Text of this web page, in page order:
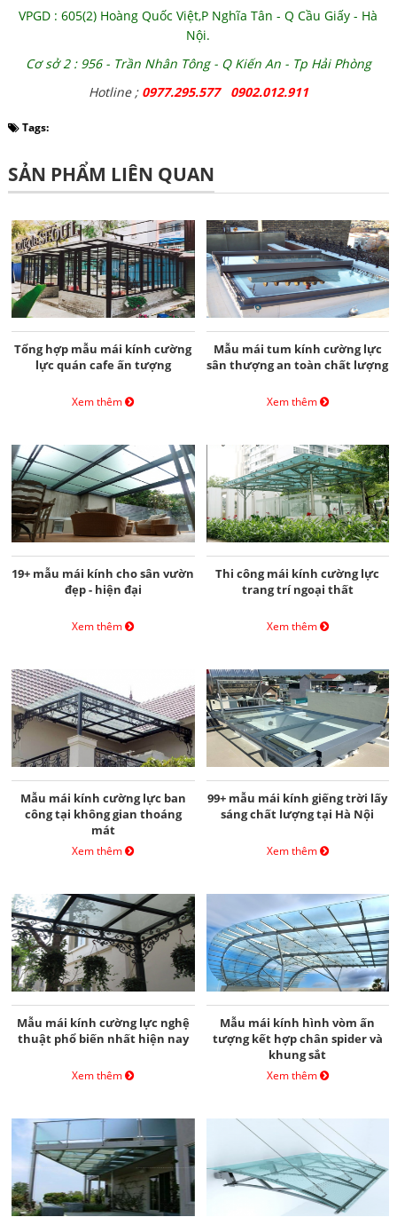
VPGD : 605(2) Hoàng Quốc Việt,P Nghĩa Tân - Q Cầu Giấy - Hà
Nội.
Cơ sở 2 : 956 - Trần Nhân Tông - Q Kiến An - Tp Hải Phòng
Hotline ; 0977.295.577 0902.012.911
Tags:
SẢN PHẨM LIÊN QUAN
Tổng hợp mẫu mái kính cường
lực quán cafe ấn tượng
Xem thêm
Mẫu mái tum kính cường lực
sân thượng an toàn chất lượng
Xem thêm
19+ mẫu mái kính cho sân vườn
đẹp - hiện đại
Xem thêm
Thi công mái kính cường lực
trang trí ngoại thất
Xem thêm
Mẫu mái kính cường lực ban
công tại không gian thoáng
mát
Xem thêm
99+ mẫu mái kính giếng trời lấy
sáng chất lượng tại Hà Nội
Xem thêm
Mẫu mái kính cường lực nghệ
thuật phổ biến nhất hiện nay
Xem thêm
Mẫu mái kính hình vòm ấn
tượng kết hợp chân spider và
khung sắt
Xem thêm